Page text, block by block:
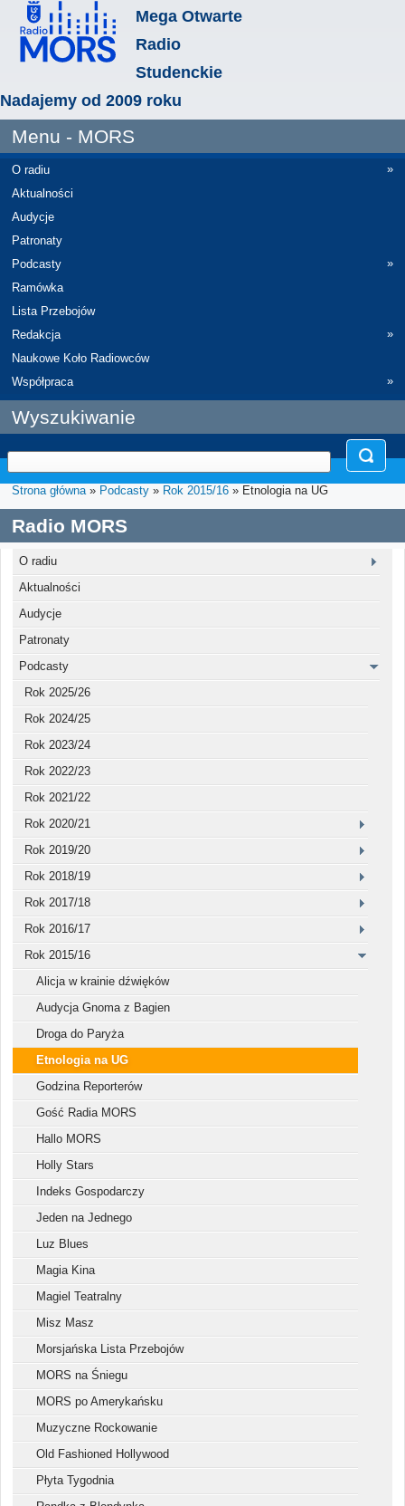
Mega Otwarte
Radio
Studenckie
Nadajemy od 2009 roku
Menu - MORS
O radiu
»
Aktualności
Audycje
Patronaty
Podcasty
»
Ramówka
Lista Przebojów
Redakcja
»
Naukowe Koło Radiowców
Współpraca
»
Wyszukiwanie
Strona główna» Podcasty » Rok 2015/16 » Etnologia na UG
Radio MORS
O radiu
Aktualności
Audycje
Patronaty
Podcasty
Rok 2025/26
Rok 2024/25
Rok 2023/24
Rok 2022/23
Rok 2021/22
Rok 2020/21
Rok 2019/20
Rok 2018/19
Rok 2017/18
Rok 2016/17
Rok 2015/16
Alicja w krainie dźwięków
Audycja Gnoma z Bagien
Droga do Paryża
Etnologia na UG
Godzina Reporterów
Gość Radia MORS
Hallo MORS
Holly Stars
Indeks Gospodarczy
Jeden na Jednego
Luz Blues
Magia Kina
Magiel Teatralny
Misz Masz
Morsjańska Lista Przebojów
MORS na Śniegu
MORS po Amerykańsku
Muzyczne Rockowanie
Old Fashioned Hollywood
Płyta Tygodnia